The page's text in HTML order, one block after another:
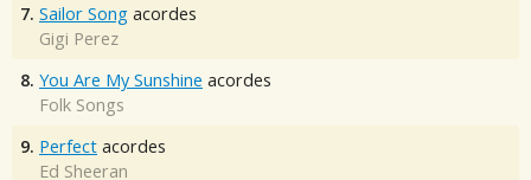
7. Sailor Song acordes
Gigi Perez
8. You Are My Sunshine acordes
Folk Songs
9. Perfect acordes
Ed Sheeran